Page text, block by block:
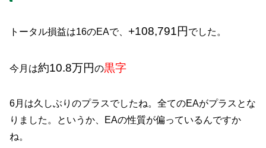
トータル損益は16のEAで、 +108,791円でした。
今月は約10.8万円の黒字
6月は久しぶりのプラスでしたね。全てのEAがプラスとな
りました。というか、EAの性質が偏っているんですか
ね。